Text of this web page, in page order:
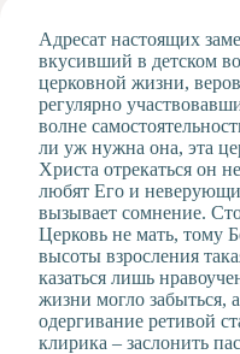
студия
Музыкальное
отделение
Служба
Тьюторская
служба
Адресат настоящих
вкусивший в детском
церковной жизни,
регулярно
волне
ли уж нужна она, эта
Христа отрекаться он
любят Его и
вызывает сомнение.
Церковь не мать, тому
высоты взросления
казаться лишь
жизни могло забыться,
одергивание ретивой
клирика – заслонить